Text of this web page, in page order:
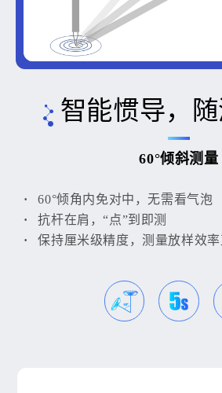
智能惯导，
60°倾斜测量
60°倾角内免对中，无需看气泡
抗杆在肩，“点”到即测
保持厘米级精度，测量放样效